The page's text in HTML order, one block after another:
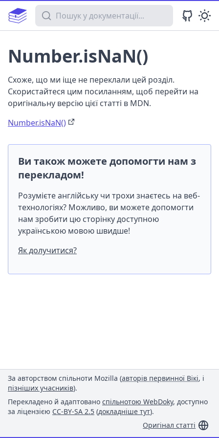
Пошук у документації
Number.isNaN()
Схоже, що ми іще не переклали цей розділ.
Скористайтеся цим посиланням, щоб перейти на
оригінальну версію цієї статті в MDN.
Number.isNaN()
Ви також можете допомогти нам з
перекладом!
Розумієте англійську чи трохи знаєтесь на веб-
технологіях? Можливо, ви можете допомогти
нам зробити цю сторінку доступною
українською мовою швидше!
Як долучитися?
За авторством спільноти Mozilla (авторів первинної Вікі, і
пізніших учасників).
Перекладено й адаптовано спільнотою WebDoky, доступно
за ліцензією CC-BY-SA 2.5 (докладніше тут).
Оригінал статті